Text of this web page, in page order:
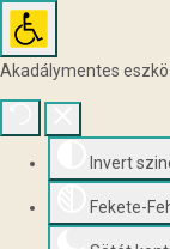
Akadálymentes
Invert
Fekete-